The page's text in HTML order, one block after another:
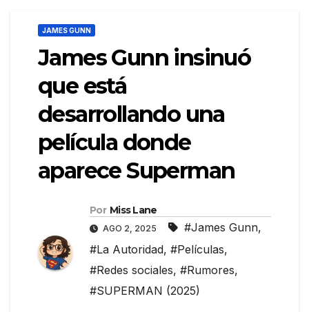
JAMES GUNN
James Gunn insinuó
que está
desarrollando una
película donde
aparece Superman
Por Miss Lane
AGO 2, 2025 #James Gunn,
#La Autoridad, #Películas,
#Redes sociales, #Rumores,
#SUPERMAN (2025)